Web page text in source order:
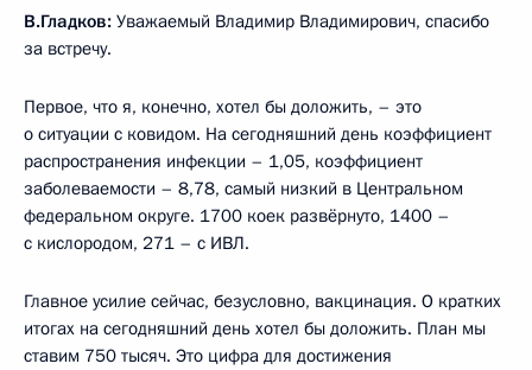
В.Гладков: Уважаемый Владимир Владимирович, спасибо
за встречу.
Первое, что я, конечно, хотел бы доложить, – это
о ситуации с ковидом. На сегодняшний день коэффициент
распространения инфекции – 1,05, коэффициент
заболеваемости – 8,78, самый низкий в Центральном
федеральном округе. 1700 коек развёрнуто, 1400 –
с кислородом, 271 – с ИВЛ.
Главное усилие сейчас, безусловно, вакцинация. О кратких
итогах на сегодняшний день хотел бы доложить. План мы
ставим 750 тысяч. Это цифра для достижения